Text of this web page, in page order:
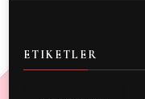
ETIKETLER